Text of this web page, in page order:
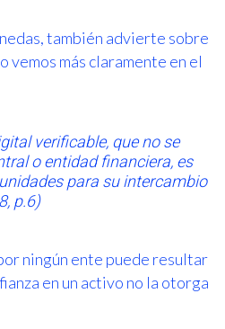
también advierte sobre
vemos más claramente en el
verificable, que no se
o entidad financiera, es
para su intercambio
p.6)
ningún ente puede resultar
en un activo no la otorga